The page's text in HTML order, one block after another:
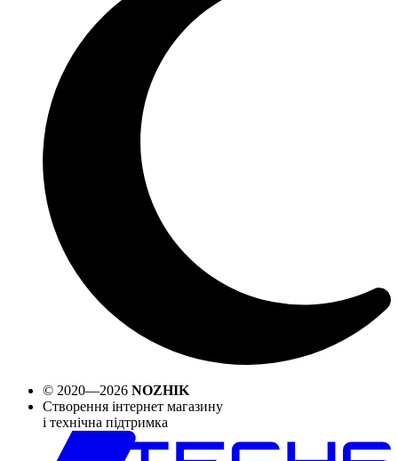
© 2020—2026 NOZHIK
Створення інтернет магазину
і технічна підтримка